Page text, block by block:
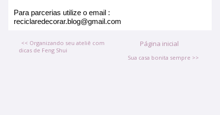
Para parcerias utilize o email :
reciclaredecorar.blog@gmail.com
<< Organizando seu ateliê com
dicas de Feng Shui
Sua casa bonita sempre >>
Página inicial